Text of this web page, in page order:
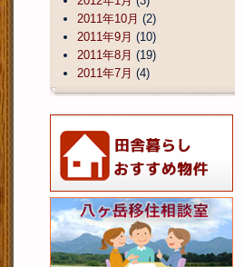
2011年10月 (2)
2011年9月 (10)
2011年8月 (19)
2011年7月 (4)